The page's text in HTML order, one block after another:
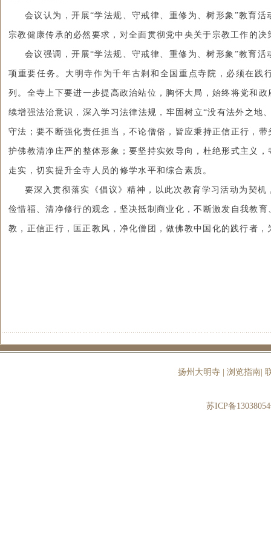
会议认为，开展“学法规、守戒律、重修为、树形象”教育活
宗教健康传承的必然要求，对全面贯彻党中央关于宗教工作的
会议强调，开展“学法规、守戒律、重修为、树形象”教育活
项重要任务。大明寺作为千年古刹和全国重点寺院，必须在践
列。 全寺上下要进一步提高政治站位，胸怀大局，始终将党和
续增强法治意识，深入学习法律法规，牢固树立“没有法外之地
守法；要不断强化责任担当，不论僧俗，皆应秉持正信正行，
护佛教清净庄严的整体形象；要坚持实效导向，杜绝形式主义
走实，切实提升全寺人员的修学水平和综合素质。
要深入贯彻落实《倡议》精神，以此次 教育学习活动 为契机
俭惜福、清净修行的观念，坚决抵制商业化，不断激发自我教
教，正信正行，匡正教风，净化僧团，做佛教中国化的践行者
扬州大明寺 浏览指南
苏ICP备